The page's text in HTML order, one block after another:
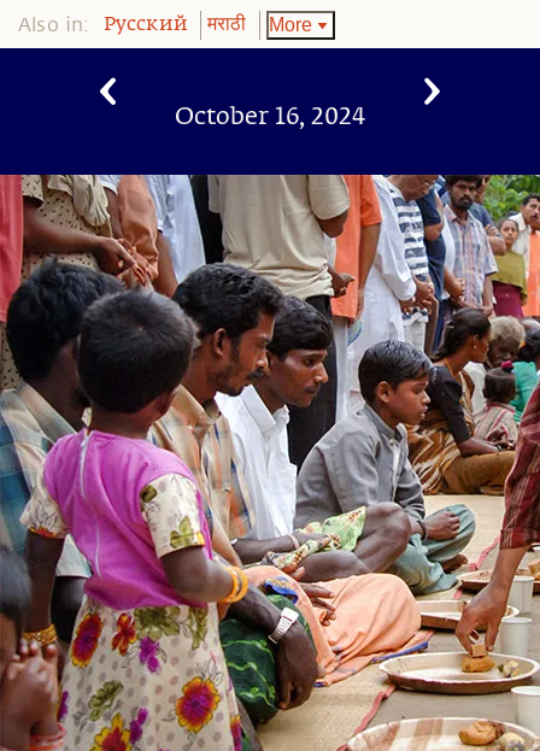
Also in: Pусский मराठी More
October 16, 2024